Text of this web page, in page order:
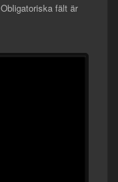
Obligatoriska fält är